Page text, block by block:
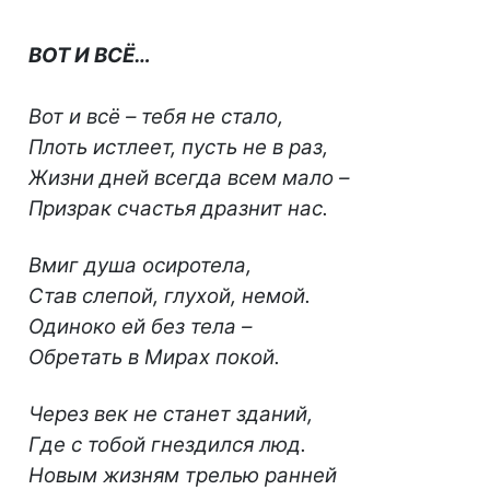
ВОТ И ВСЁ…
Вот и всё – тебя не стало,
Плоть истлеет, пусть не в раз,
Жизни дней всегда всем мало –
Призрак счастья дразнит нас.
Вмиг душа осиротела,
Став слепой, глухой, немой.
Одиноко ей без тела –
Обретать в Мирах покой.
Через век не станет зданий,
Где с тобой гнездился люд.
Новым жизням трелью ранней